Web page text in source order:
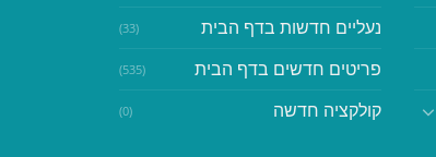
נעליים חדשות בדף הבית (33)
פריטים חדשים בדף הבית (535)
קולקציה חדשה (0)